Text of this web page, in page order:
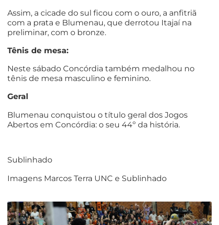
Assim, a cicade do sul ficou com o ouro, a anfitriã
com a prata e Blumenau, que derrotou Itajaí na
preliminar, com o bronze.
Tênis de mesa:
Neste sábado Concórdia também medalhou no
tênis de mesa masculino e feminino.
Geral
Blumenau conquistou o título geral dos Jogos
Abertos em Concórdia: o seu 44º da história.
Sublinhado
Imagens Marcos Terra UNC e Sublinhado